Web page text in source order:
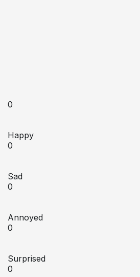
0
Happy
0
Sad
0
Annoyed
0
Surprised
0